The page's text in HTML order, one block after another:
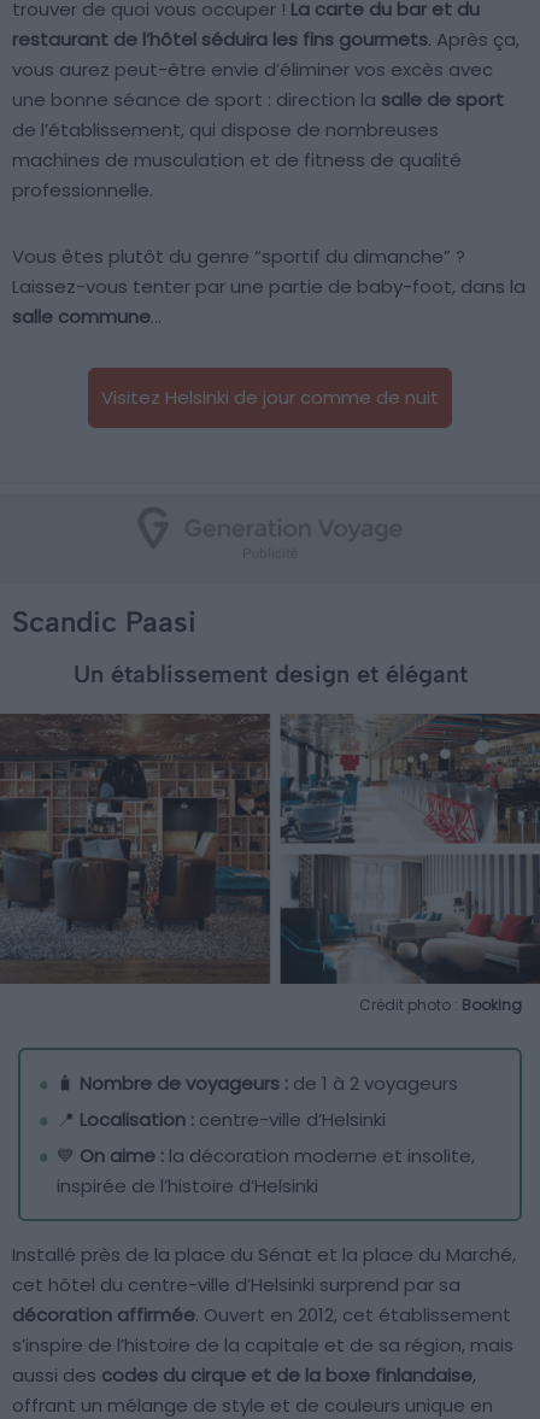
trouver de quoi vous occuper ! La carte du bar et du
restaurant de l’hôtel séduira les fins gourmets. Après ça,
vous aurez peut-être envie d’éliminer vos excès avec
une bonne séance de sport : direction la salle de sport
de l’établissement, qui dispose de nombreuses
machines de musculation et de fitness de qualité
professionnelle.
Vous êtes plutôt du genre “sportif du dimanche” ?
Laissez-vous tenter par une partie de baby-foot, dans la
salle commune…
Visitez Helsinki de jour comme de nuit
Scandic Paasi
Un établissement design et élégant
Crédit photo : Booking
🧳 Nombre de voyageurs : de 1 à 2 voyageurs
📍 Localisation : centre-ville d’Helsinki
💙 On aime : la décoration moderne et insolite,
inspirée de l’histoire d’Helsinki
Installé près de la place du Sénat et la place du Marché,
cet hôtel du centre-ville d’Helsinki surprend par sa
décoration affirmée. Ouvert en 2012, cet établissement
s’inspire de l’histoire de la capitale et de sa région, mais
aussi des codes du cirque et de la boxe finlandaise,
offrant un mélange de style et de couleurs unique en